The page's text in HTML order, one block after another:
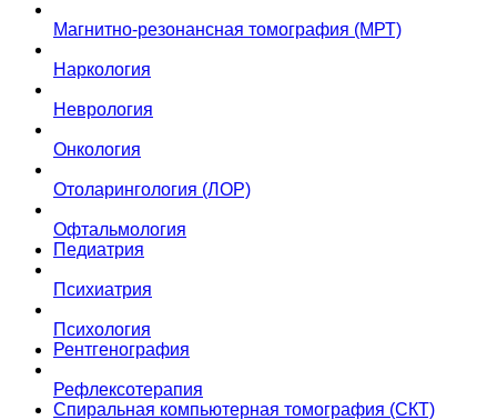
Магнитно-резонансная томография (МРТ)
Наркология
Неврология
Онкология
Отоларингология (ЛОР)
Офтальмология
Педиатрия
Психиатрия
Психология
Рентгенография
Рефлексотерапия
Спиральная компьютерная томография (СКТ)